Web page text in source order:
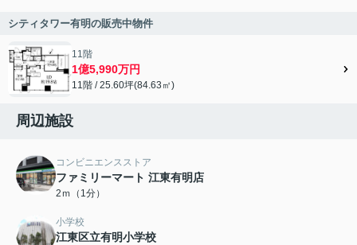
シティタワー有明の販売中物件
11階
1億5,990万円
11階 / 25.60坪(84.63㎡)
周辺施設
コンビニエンスストア
ファミリーマート 江東有明店
2ｍ（1分）
小学校
江東区立有明小学校